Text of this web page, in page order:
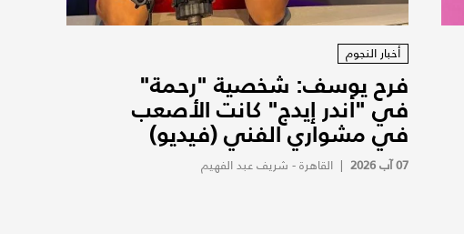
أخبار النجوم
فرح يوسف: شخصية "رحمة"
في "أندر إيدج" كانت الأصعب
في مشواري الفني (فيديو)
07 آب 2026 |القاهرة - شريف عبد الفهيم